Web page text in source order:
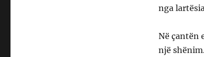
nga
Në çantën
një